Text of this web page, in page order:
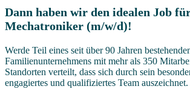
Dann haben wir den idealen Job
Mechatroniker (m/w/d)!
Werde Teil eines seit über 90 Jahren
Familienunternehmens mit mehr als 350
Standorten verteilt, dass sich durch sein
engagiertes und qualifiziertes Team auszeichnet.